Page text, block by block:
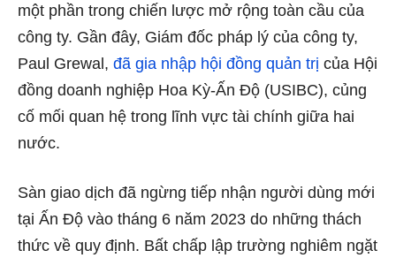
một phần trong chiến lược mở rộng toàn cầu của
công ty. Gần đây, Giám đốc pháp lý của công ty,
Paul Grewal, đã gia nhập hội đồng quản trị của Hội
đồng doanh nghiệp Hoa Kỳ-Ấn Độ (USIBC), củng
cố mối quan hệ trong lĩnh vực tài chính giữa hai
nước.
Sàn giao dịch đã ngừng tiếp nhận người dùng mới
tại Ấn Độ vào tháng 6 năm 2023 do những thách
thức về quy định. Bất chấp lập trường nghiêm ngặt